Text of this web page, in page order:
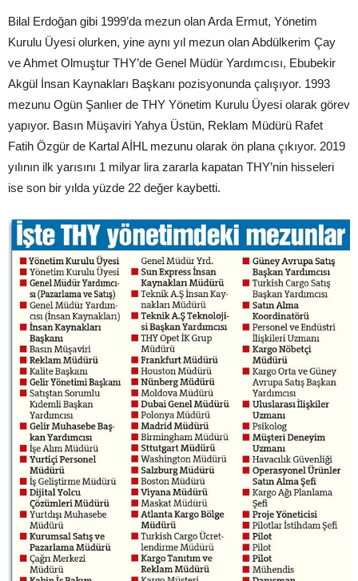
Bilal Erdoğan gibi 1999’da mezun olan Arda Ermut, Yönetim
Kurulu Üyesi olurken, yine aynı yıl mezun olan Abdülkerim Çay
ve Ahmet Olmuştur THY’de Genel Müdür Yardımcısı, Ebubekir
Akgül İnsan Kaynakları Başkanı pozisyonunda çalışıyor. 1993
mezunu Ogün Şanlıer de THY Yönetim Kurulu Üyesi olarak görev
yapıyor. Basın Müşaviri Yahya Üstün, Reklam Müdürü Rafet
Fatih Özgür de Kartal AİHL mezunu olarak ön plana çıkıyor. 2019
yılının ilk yarısını 1 milyar lira zararla kapatan THY’nin hisseleri
ise son bir yılda yüzde 22 değer kaybetti.